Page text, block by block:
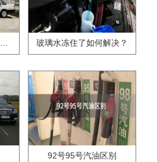
驾驶证到期没有换,逾期怎么办?? 玻璃水冻住了如何解决？
92号95号汽油区别